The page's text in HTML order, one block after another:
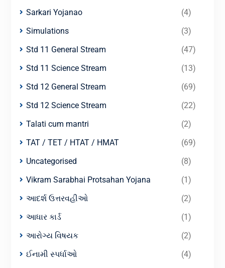
Sarkari Yojanao
(4)
Simulations
(3)
Std 11 General Stream
(47)
Std 11 Science Stream
(13)
Std 12 General Stream
(69)
Std 12 Science Stream
(22)
Talati cum mantri
(2)
TAT / TET / HTAT / HMAT
(69)
Uncategorised
(8)
Vikram Sarabhai Protsahan Yojana
(1)
આદર્શ ઉત્તરવહીઓ
(2)
આધાર કાર્ડ
(1)
આરોગ્ય વિષયક
(2)
ઈનામી સ્પર્ધાઓ
(4)